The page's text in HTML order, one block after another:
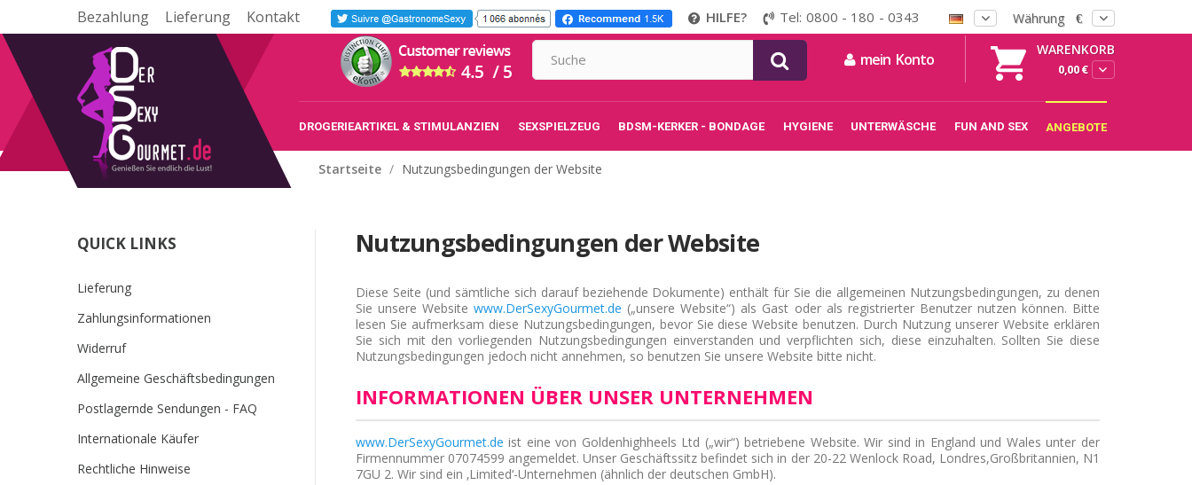
Bezahlung Lieferung Kontakt HILFE? Tel: 0800 - 180 - 0343 Währung €
mein Konto
WARENKORB
0,00 €
DROGERIEARTIKEL & STIMULANZIEN SEXSPIELZEUG BDSM-KERKER - BONDAGE HYGIENE UNTERWÄSCHE FUN AND SEX ANGEBOTE
Startseite / Nutzungsbedingungen der Website
QUICK LINKS
Lieferung
Zahlungsinformationen
Widerruf
Allgemeine Geschäftsbedingungen
Postlagernde Sendungen - FAQ
Internationale Käufer
Rechtliche Hinweise
Nutzungsbedingungen der Website
Diese Seite (und sämtliche sich darauf beziehende Dokumente) enthält für Sie die allgemeinen Nutzungsbedingungen, zu denen
Sie unsere Websitewww.DerSexyGourmet.de („unsere Website“) als Gast oder als registrierter Benutzer nutzen können. Bitte
lesen Sie aufmerksam diese Nutzungsbedingungen, bevor Sie diese Website benutzen. Durch Nutzung unserer Website erklären
Sie sich mit den vorliegenden Nutzungsbedingungen einverstanden und verpflichten sich, diese einzuhalten. Sollten Sie diese
Nutzungsbedingungen jedoch nicht annehmen, so benutzen Sie unsere Website bitte nicht.
INFORMATIONEN ÜBER UNSER UNTERNEHMEN
www.DerSexyGourmet.de ist eine von Goldenhighheels Ltd („wir“) betriebene Website. Wir sind in England und Wales unter der
Firmennummer 07074599 angemeldet. Unser Geschäftssitz befindet sich in der 20-22 Wenlock Road, Londres,Großbritannien, N1
7GU 2. Wir sind ein ‚Limited‘-Unternehmen (ähnlich der deutschen GmbH).